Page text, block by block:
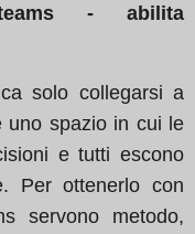
teams - abilita
solo collegarsi a
uno spazio in cui le
e tutti escono
Per ottenerlo con
servono metodo,